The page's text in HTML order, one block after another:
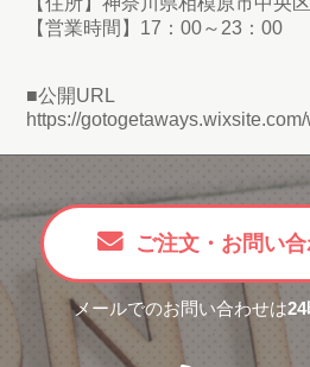
【営業時間】17：00～23：00
■公開URL
https://
ご注文・お問い
メールでのお問い合わせは24